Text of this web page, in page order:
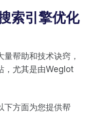
索引擎优化
帮助和技术诀窍，
，尤其是由Weglot
下方面为您提供帮